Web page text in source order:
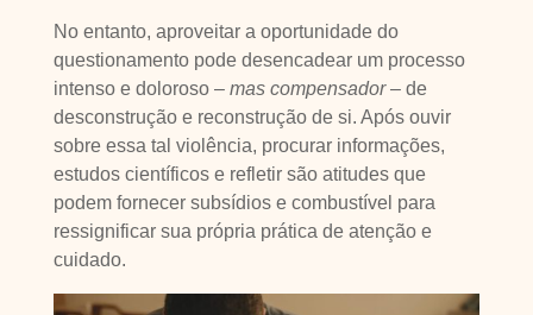
No entanto, aproveitar a oportunidade do
questionamento pode desencadear um processo
intenso e doloroso – mas compensador –de
desconstrução e reconstrução de si. Após ouvir
sobre essa tal violência, procurar informações,
estudos científicos e refletir são atitudes que
podem fornecer subsídios e combustível para
ressignificar sua própria prática de atenção e
cuidado.